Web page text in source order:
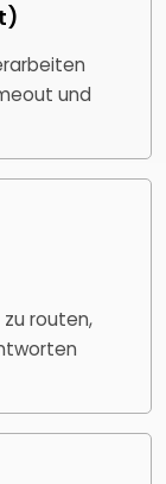
und
zu routen,